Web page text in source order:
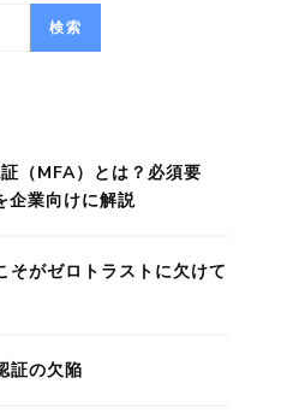
検索
（MFA）とは？必須要
企業向けに解説
そがゼロトラストに欠けて
証の欠陥